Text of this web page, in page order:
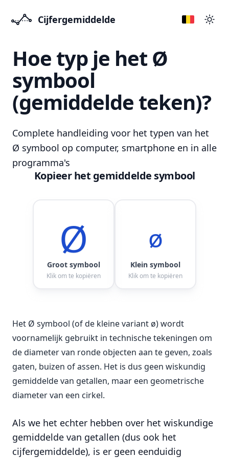
Cijfergemiddelde
Hoe typ je het Ø
symbool
(gemiddelde teken)?
Complete handleiding voor het typen van het
Ø symbool op computer, smartphone en in alle
programma's
Kopieer het gemiddelde symbool
Ø
Groot symbool
Klik om te kopiëren
ø
Klein symbool
Klik om te kopiëren
Het Ø symbool (of de kleine variant ø) wordt
voornamelijk gebruikt in technische tekeningen om
de diameter van ronde objecten aan te geven, zoals
gaten, buizen of assen. Het is dus geen wiskundig
gemiddelde van getallen, maar een geometrische
diameter van een cirkel.
Als we het echter hebben over het wiskundige
gemiddelde van getallen (dus ook het
cijfergemiddelde), is er geen eenduidig